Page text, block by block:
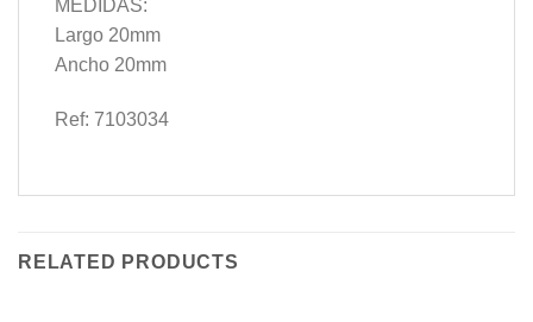
MEDIDAS:
Largo 20mm
Ancho 20mm
Ref: 7103034
RELATED PRODUCTS